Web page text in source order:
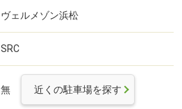
ヴェルメゾン浜松
SRC
無 近くの駐車場を探す